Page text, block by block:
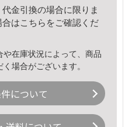
金引換の場合に限りま
はこちら をご確認くだ
在庫状況によって、商品
場合がございます。
について